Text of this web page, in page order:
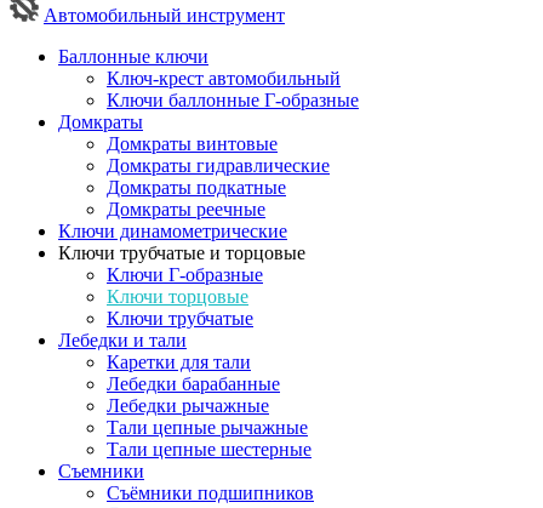
Автомобильный инструмент
Баллонные ключи
Ключ-крест автомобильный
Ключи баллонные Г-образные
Домкраты
Домкраты винтовые
Домкраты гидравлические
Домкраты подкатные
Домкраты реечные
Ключи динамометрические
Ключи трубчатые и торцовые
Ключи Г-образные
Ключи торцовые
Ключи трубчатые
Лебедки и тали
Каретки для тали
Лебедки барабанные
Лебедки рычажные
Тали цепные рычажные
Тали цепные шестерные
Съемники
Съёмники подшипников